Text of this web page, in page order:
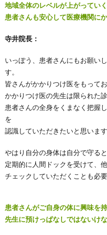
地域全体のレベルが上がってい
患者さんも安心して医療機関に
寺井院長：
いっぽう、患者さんにもお願い
す。
皆さんがかかりつけ医をもって
かかりつけ医の先生は限られた
患者さんの全身をくまなく把握
を
認識していただきたいと思います
やはり自分の身体は自分で守る
定期的に人間ドックを受けて、
チェックしていただくことも必
患者さんがご自身の体に興味を
先生に預けっぱなしではないけな